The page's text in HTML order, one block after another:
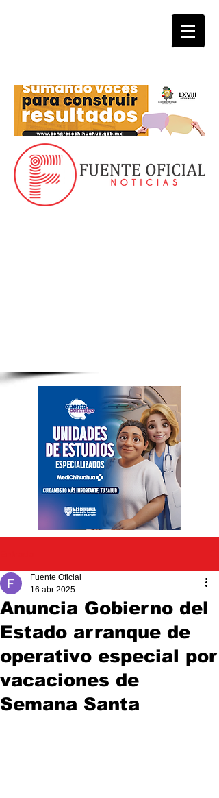
Anuncia Gobierno del
Estado arranque de
operativo especial por
vacaciones de
Semana Santa
Fuente Oficial
16 abr 2025